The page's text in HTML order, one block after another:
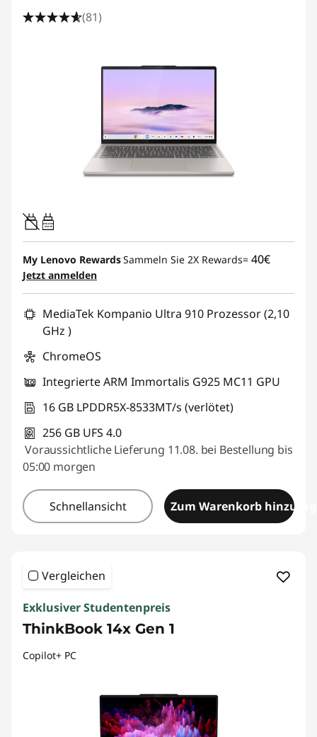
(81)
45W-65W
USB PD
My Lenovo RewardsSammeln Sie 2X Rewards= 40€
Jetzt anmelden
MediaTek Kompanio Ultra 910 Prozessor (2,10
GHz )
ChromeOS
Integrierte ARM Immortalis G925 MC11 GPU
16 GB LPDDR5X-8533MT/s (verlötet)
256 GB UFS 4.0
Voraussichtliche Lieferung 11.08. bei Bestellung bis
05:00 morgen
Schnellansicht Zum Warenkorb
Vergleichen
Exklusiver Studentenpreis
ThinkBook 14x Gen 1
Copilot+ PC